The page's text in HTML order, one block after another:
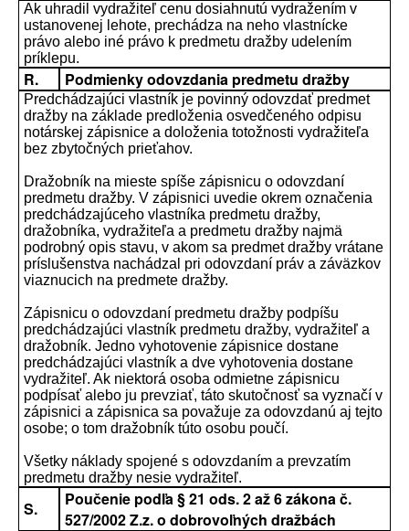
Ak uhradil vydražiteľ cenu dosiahnutú vydražením v
ustanovenej lehote, prechádza na neho vlastnícke
právo alebo iné právo k predmetu dražby udelením
príklepu.
R. Podmienky odovzdania predmetu dražby
Predchádzajúci vlastník je povinný odovzdať predmet
dražby na základe predloženia osvedčeného odpisu
notárskej zápisnice a doloženia totožnosti vydražiteľa
bez zbytočných prieťahov.
Dražobník na mieste spíše zápisnicu o odovzdaní
predmetu dražby. V zápisnici uvedie okrem označenia
predchádzajúceho vlastníka predmetu dražby,
dražobníka, vydražiteľa a predmetu dražby najmä
podrobný opis stavu, v akom sa predmet dražby vrátane
príslušenstva nachádzal pri odovzdaní práv a záväzkov
viaznucich na predmete dražby.
Zápisnicu o odovzdaní predmetu dražby podpíšu
predchádzajúci vlastník predmetu dražby, vydražiteľ a
dražobník. Jedno vyhotovenie zápisnice dostane
predchádzajúci vlastník a dve vyhotovenia dostane
vydražiteľ. Ak niektorá osoba odmietne zápisnicu
podpísať alebo ju prevziať, táto skutočnosť sa vyznačí v
zápisnici a zápisnica sa považuje za odovzdanú aj tejto
osobe; o tom dražobník túto osobu poučí.
Všetky náklady spojené s odovzdaním a prevzatím
predmetu dražby nesie vydražiteľ.
S.
Poučenie podľa § 21 ods. 2 až 6 zákona č.
527/2002 Z.z. o dobrovoľných dražbách